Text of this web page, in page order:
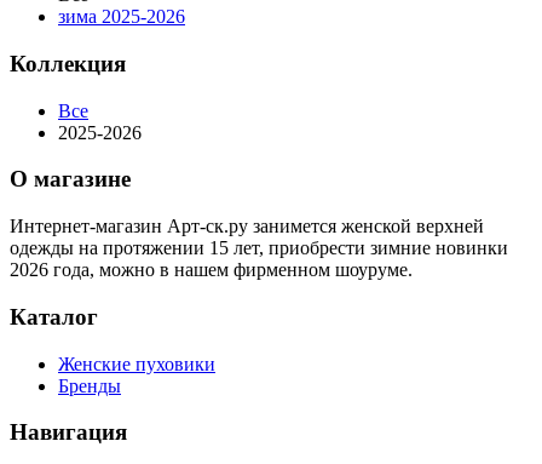
зима 2025-2026
Коллекция
Все
2025-2026
О магазине
Интернет-магазин Арт-ск.ру занимется женской верхней
одежды на протяжении 15 лет, приобрести зимние новинки
2026 года, можно в нашем фирменном шоуруме.
Каталог
Женские пуховики
Бренды
Навигация